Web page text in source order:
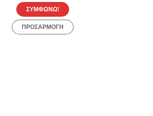
ΣΥΜΦΩΝΩ!
ΠΡΟΣΑΡΜΟΓΗ